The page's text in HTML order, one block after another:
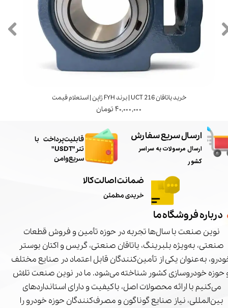
خرید یاتاقان UCT 216 | برند FYH ژاپن | استعلام قیمت
ارسال سریع سفارش
ارسال مرسولات به سراسر
کشور
ضمانت اصالت کالا
خریدی مطمئن
درباره فروشگاه ما
نوین صنعت با سال‌ها تجربه در حوزه تأمین و فروش قطعات
صنعتی، به‌ویژه بلبرینگ، یاتاقان صنعتی، گریس و اکتان بوستر
به‌عنوان یکی از تأمین‌کنندگان قابل اعتماد در صنایع مختلف
حوزه خودروسازی کشور شناخته می‌شود. ما در نوین صنعت تلاش
می‌کنیم با ارائه محصولات اصل، باکیفیت و دارای استانداردهای
بین‌المللی، نیاز صنایع گوناگون و مصرف‌کنندگان حوزه خودرو را
​قابلیت پرداخت با
تتر"USDT"
سریع و امن